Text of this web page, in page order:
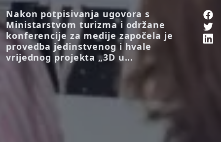
Nakon potpisivanja ugovora s
Ministarstvom turizma i održane
konferencije za medije započela je
provedba jedinstvenog i hvale
vrijednog projekta „3D u...